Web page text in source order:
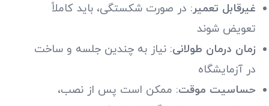
غیرقابل تعمیر: در صورت شکستگی، باید کاملاً
تعویض شوند
زمان درمان طولانی: نیاز به چندین جلسه و ساخت
در آزمایشگاه
حساسیت موقت: ممکن است پس از نصب،